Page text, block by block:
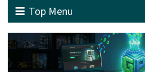
Top Menu